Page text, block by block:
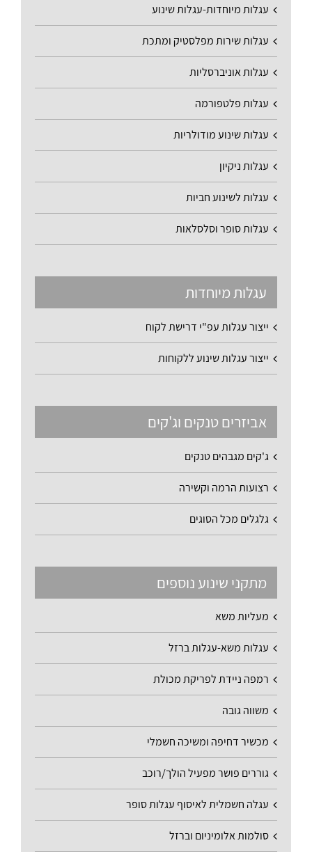
עגלות מיוחדות-עגלות שינוע
עגלות שירות מפלסטיק ומתכת
עגלות אוניברסליות
עגלות פלטפורמה
עגלות שינוע מודולריות
עגלות ניקיון
עגלות לשינוע חביות
עגלות סופר וסלסלאות
עגלות מיוחדות
ייצור עגלות עפ"י דרישת לקוח
ייצור עגלות שינוע ללקוחות
אביזרים טנקים וג'קים
ג'קים מגבהים טנקים
רצועות הרמה וקשירה
גלגלים מכל הסוגים
מתקני שינוע נוספים
מעליות משא
עגלות משא-עגלות ברזל
רמפה ניידת לפריקת מכולת
משווה גובה
מכשיר דחיפה ומשיכה חשמלי
גוררים פושר מפעיל הולך/רוכב
עגלה חשמלית לאיסוף עגלות סופר
סולמות אלומיניום וברזל